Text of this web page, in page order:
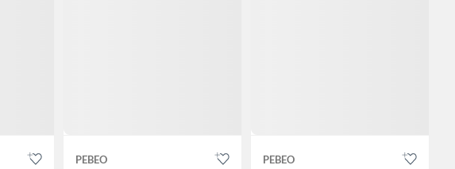
PEBEO PEBEO